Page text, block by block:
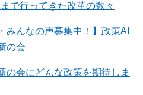
で行ってきた改革の数々
みんなの声募集中！】政策AI
の会
の会にどんな政策を期待しま